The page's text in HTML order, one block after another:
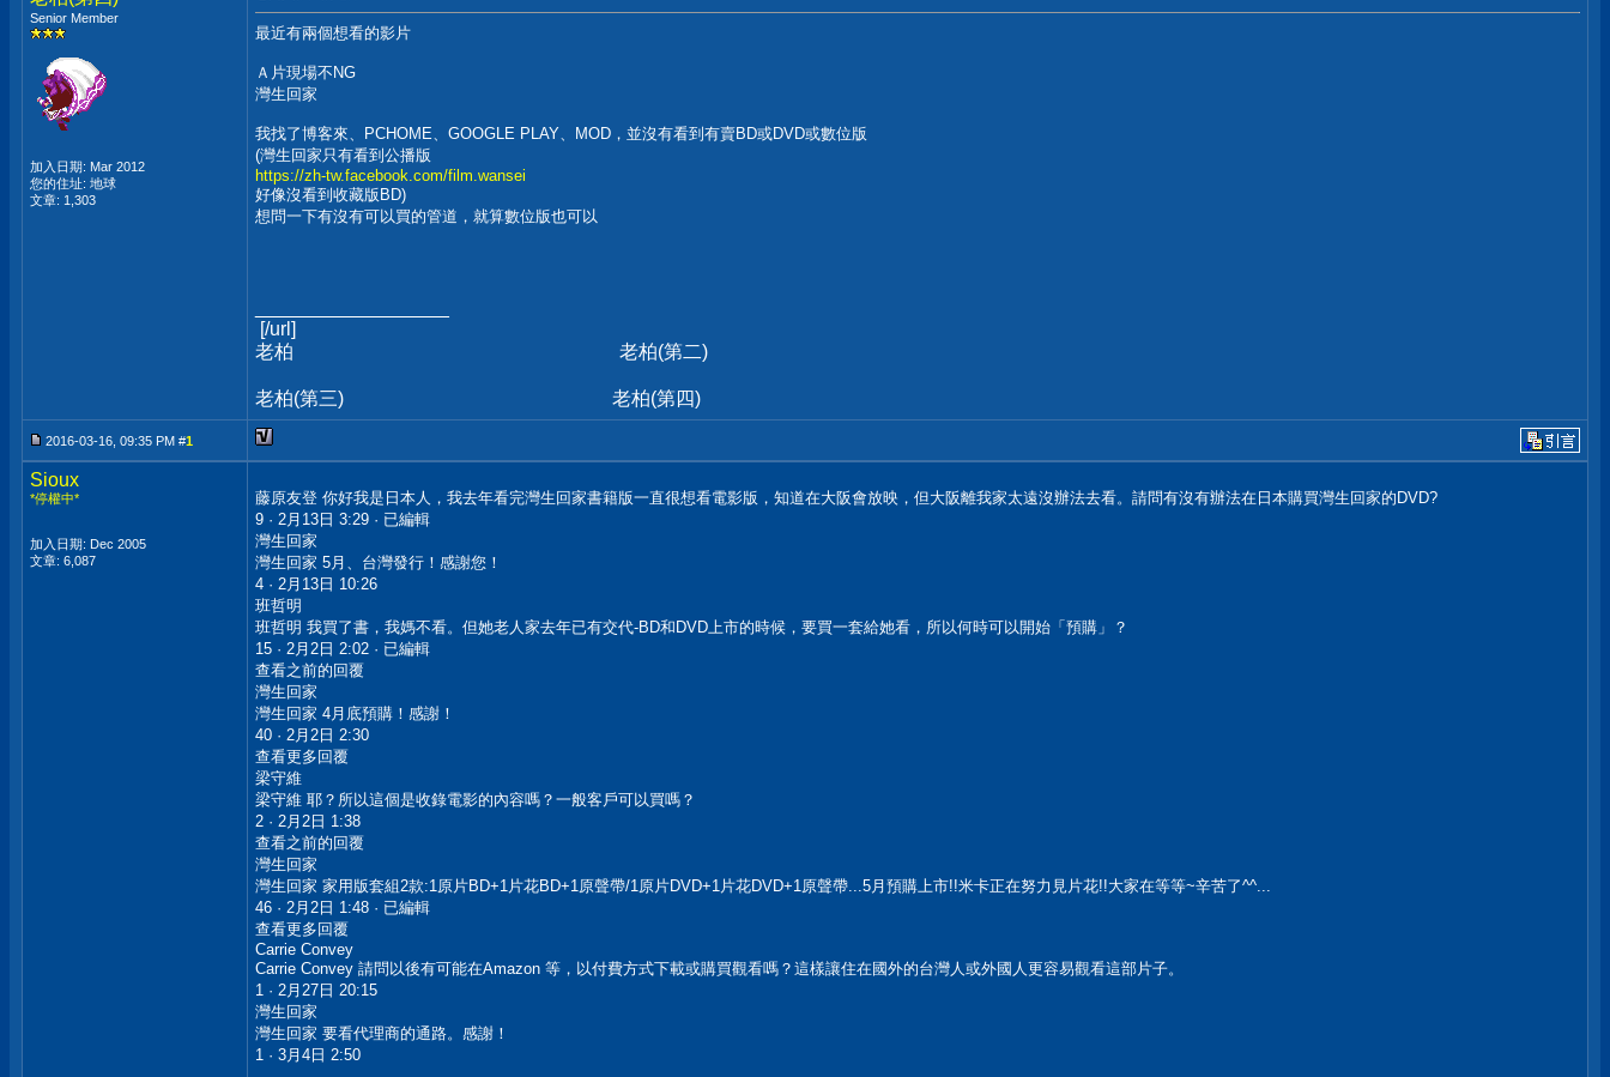
Senior Member
加入日期: Mar 2012
您的住址: 地球
文章: 1,303
最近有兩個想看的影片
Ａ片現場不NG
灣生回家
我找了博客來、PCHOME、GOOGLE PLAY、MOD，並沒有看到有賣BD或DVD或數位版
(灣生回家只有看到公播版
https://zh-tw.facebook.com/film.wansei
好像沒看到收藏版BD)
想問一下有沒有可以買的管道，就算數位版也可以
[/url]
老柏 老柏(第二)
老柏(第三) 老柏(第四)
2016-03-16, 09:35 PM #1
Sioux
*停權中*
加入日期: Dec 2005
文章: 6,087
藤原友登 你好我是日本人，我去年看完灣生回家書籍版一直很想看電影版，知道在大阪會放映，但大阪離我家太遠沒辦法去看。請問有沒有辦法在日本購買灣生回家的DVD?
9 · 2月13日 3:29 · 已編輯
灣生回家
灣生回家 5月、台灣發行！感謝您！
4 · 2月13日 10:26
班哲明
班哲明 我買了書，我媽不看。但她老人家去年已有交代-BD和DVD上市的時候，要買一套給她看，所以何時可以開始「預購」？
15 · 2月2日 2:02 · 已編輯
查看之前的回覆
灣生回家
灣生回家 4月底預購！感謝！
40 · 2月2日 2:30
查看更多回覆
梁守維
梁守維 耶？所以這個是收錄電影的內容嗎？一般客戶可以買嗎？
2 · 2月2日 1:38
查看之前的回覆
灣生回家
灣生回家 家用版套組2款:1原片BD+1片花BD+1原聲帶/1原片DVD+1片花DVD+1原聲帶...5月預購上市!!米卡正在努力見片花!!大家在等等~辛苦了^^...
46 · 2月2日 1:48 · 已編輯
查看更多回覆
Carrie Convey
Carrie Convey 請問以後有可能在Amazon 等，以付費方式下載或購買觀看嗎？這樣讓住在國外的台灣人或外國人更容易觀看這部片子。
1 · 2月27日 20:15
灣生回家
灣生回家 要看代理商的通路。感謝！
1 · 3月4日 2:50